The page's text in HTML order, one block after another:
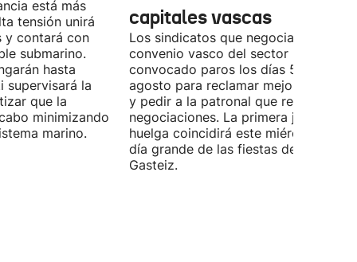
está más
tensión unirá
y contará con
submarino.
hasta
supervisará la
que la
minimizando
marino.
capitales vascas
Los sindicatos que negocian el
convenio vasco del sector han
convocado paros los días 5, 14 y 26
agosto para reclamar mejoras
y pedir a la patronal que retome las
negociaciones. La primera jornada de
huelga coincidirá este miércoles con
día grande de las fiestas de Vitoria-
Gasteiz.